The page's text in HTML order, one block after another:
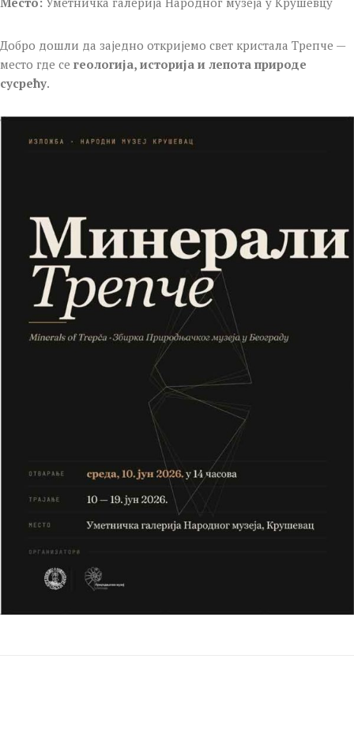
Добро дошли да заједно откријемо свет кристала Трепче —
место где се геологија, историја и лепота природе
сусрећу.